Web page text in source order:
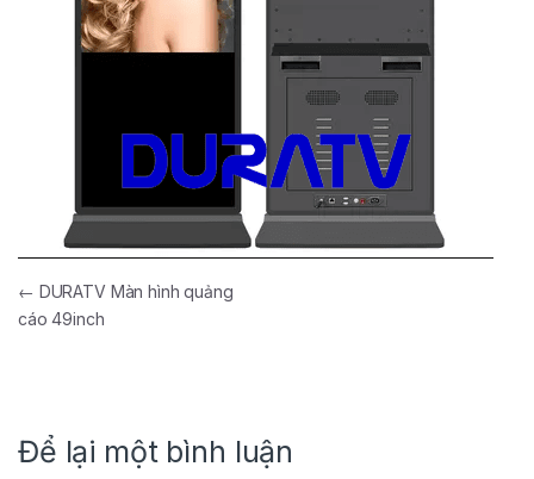
← DURATV Màn hình quảng
cáo 49inch
Để lại một bình luận